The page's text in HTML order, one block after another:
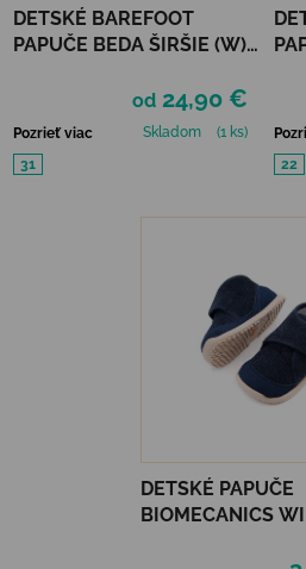
DETSKÉ BAREFOOT
PAPUČE BEDA ŠIRŠIE (W) -
od 24,90 €
Pozrieť viac Skladom
(1 ks)
31
22
DETSKÉ PAPUČE
BIOMECANICS